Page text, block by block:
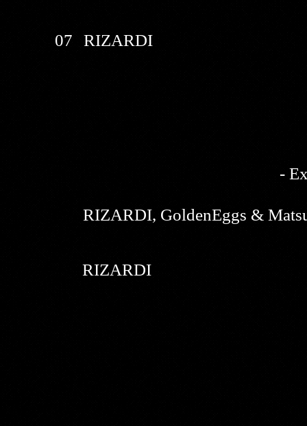
07 RIZARDI
-
RIZARDI, GoldenEggs &
RIZARDI